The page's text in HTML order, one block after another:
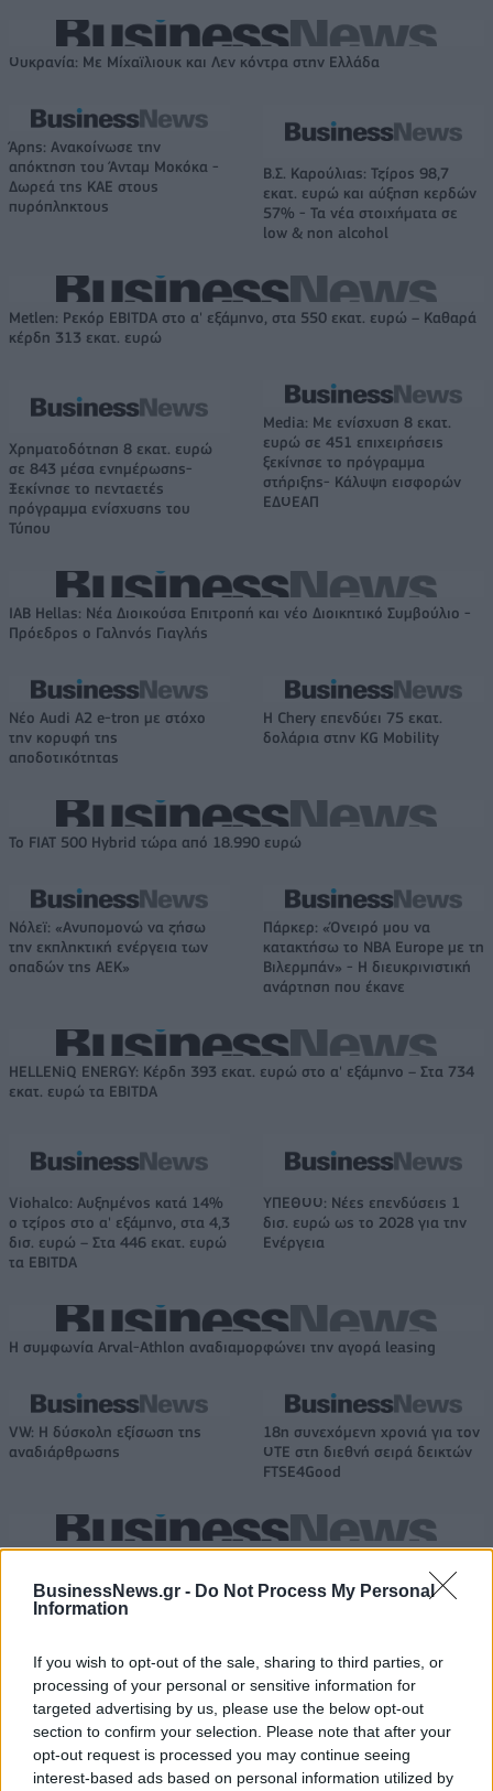
BusinessNews.gr - Do Not Process My Personal
Information
If you wish to opt-out of the sale, sharing to third parties, or
processing of your personal or sensitive information for
targeted advertising by us, please use the below opt-out
section to confirm your selection. Please note that after your
opt-out request is processed you may continue seeing
interest-based ads based on personal information utilized by
Ουκρανία: Με Μίχαϊλιουκ και Λεν κόντρα στην Ελλάδα
Άρης: Ανακοίνωσε την
απόκτηση του Άνταμ Μοκόκα -
Δωρεά της ΚΑΕ στους
πυρόπληκτους
Β.Σ. Καρούλιας: Τζίρος 98,7
εκατ. ευρώ και αύξηση κερδών
57% - Τα νέα στοιχήματα σε
low & non alcohol
Metlen: Ρεκόρ EBITDA στο α' εξάμηνο, στα 550 εκατ. ευρώ – Καθαρά
κέρδη 313 εκατ. ευρώ
Χρηματοδότηση 8 εκατ. ευρώ
σε 843 μέσα ενημέρωσης-
Ξεκίνησε το πενταετές
πρόγραμμα ενίσχυσης του
Τύπου
Media: Με ενίσχυση 8 εκατ.
ευρώ σε 451 επιχειρήσεις
ξεκίνησε το πρόγραμμα
στήριξης- Κάλυψη εισφορών
ΕΔΟΕΑΠ
IAB Hellas: Νέα Διοικούσα Επιτροπή και νέο Διοικητικό Συμβούλιο -
Πρόεδρος ο Γαληνός Γιαγλής
Νέο Audi A2 e-tron με στόχο
την κορυφή της
αποδοτικότητας
Η Chery επενδύει 75 εκατ.
δολάρια στην KG Mobility
Το FIAT 500 Hybrid τώρα από 18.990 ευρώ
Νόλεϊ: «Ανυπομονώ να ζήσω
την εκπληκτική ενέργεια των
οπαδών της ΑΕΚ»
Πάρκερ: «Όνειρό μου να
κατακτήσω το ΝΒΑ Europe με τη
Βιλερμπάν» - Η διευκρινιστική
ανάρτηση που έκανε
HELLENiQ ENERGY: Κέρδη 393 εκατ. ευρώ στο α' εξάμηνο – Στα 734
εκατ. ευρώ τα EBITDA
Viohalco: Αυξημένος κατά 14%
ο τζίρος στο α' εξάμηνο, στα 4,3
δισ. ευρώ – Στα 446 εκατ. ευρώ
τα EBITDA
ΥΠΕΘΟΟ: Νέες επενδύσεις 1
δισ. ευρώ ως το 2028 για την
Ενέργεια
Η συμφωνία Arval-Athlon αναδιαμορφώνει την αγορά leasing
VW: Η δύσκολη εξίσωση της
αναδιάρθρωσης
18η συνεχόμενη χρονιά για τον
ΟΤΕ στη διεθνή σειρά δεικτών
FTSE4Good
Alpha Bank: Για πρώτη φορά το Αρχαίο Θέατρο Επιδαύρου άνοιξε τις
ESG Report 2025: Πώς η ΑΒ Βασιλόπουλος μετατρέπει τη
βιωσιμότητα σε καθημερινή πράξη